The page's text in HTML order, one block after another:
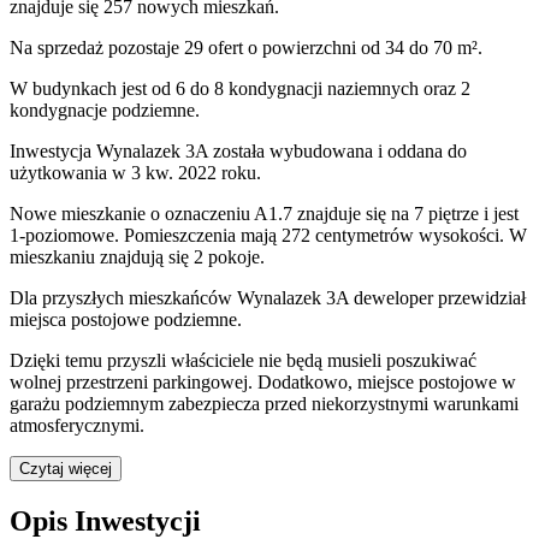
znajduje się 257 nowych mieszkań.
Na sprzedaż pozostaje 29 ofert o powierzchni od 34 do 70 m².
W budynkach jest od 6 do 8 kondygnacji naziemnych oraz 2
kondygnacje podziemne.
Inwestycja Wynalazek 3A została wybudowana i oddana do
użytkowania w 3 kw. 2022 roku.
Nowe mieszkanie o oznaczeniu A1.7 znajduje się na 7 piętrze i jest
1-poziomowe. Pomieszczenia mają 272 centymetrów wysokości. W
mieszkaniu znajdują się 2 pokoje.
Dla przyszłych mieszkańców Wynalazek 3A deweloper przewidział
miejsca postojowe podziemne.
Dzięki temu przyszli właściciele nie będą musieli poszukiwać
wolnej przestrzeni parkingowej. Dodatkowo, miejsce postojowe w
garażu podziemnym zabezpiecza przed niekorzystnymi warunkami
atmosferycznymi.
Czytaj więcej
Opis Inwestycji